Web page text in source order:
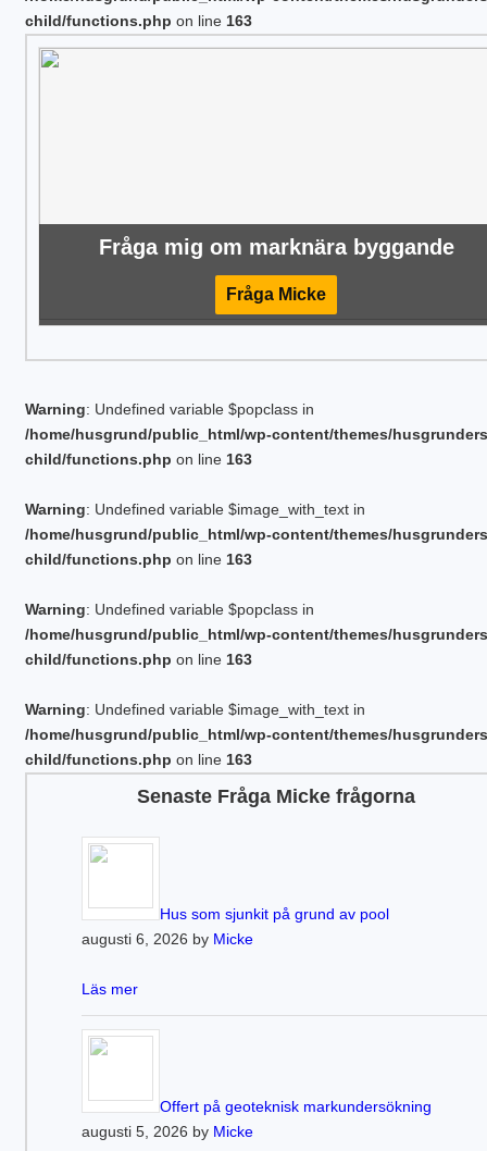
child/functions.php on line 163
Fråga mig om marknära byggande
Fråga Micke
Warning: Undefined variable $popclass in
/home/husgrund/public_html/wp-content/themes/
child/functions.php on line 163
Warning: Undefined variable $image_with_text in
/home/husgrund/public_html/wp-content/themes/
child/functions.php on line 163
Warning: Undefined variable $popclass in
/home/husgrund/public_html/wp-content/themes/
child/functions.php on line 163
Warning: Undefined variable $image_with_text in
/home/husgrund/public_html/wp-content/themes/
child/functions.php on line 163
Senaste Fråga Micke frågorna
Hus som sjunkit på grund av pool
augusti 6, 2026 by Micke
Läs mer
Offert på geoteknisk markundersökning
augusti 5, 2026 by Micke